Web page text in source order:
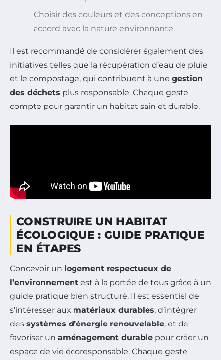
Choisir des couleurs et des conceptions en
accord avec la nature environnante.
Il est recommandé de considérer également des
initiatives telles que la récupération d’eau de pluie
et le compostage, qui contribuent à une gestion
des déchets plus responsable. Chaque geste
compte pour garantir un habitat sain et durable.
CONSTRUIRE UN HABITAT
ÉCOLOGIQUE : GUIDE PRATIQUE
EN ÉTAPES
Concevoir un logement respectueux de
l’environnement est à la portée de tous grâce à un
guide pratique bien structuré. Il est essentiel de
s’intéresser aux matériaux durables, d’intégrer
des systèmes d’énergie renouvelable, et de
favoriser un aménagement durable pour créer un
espace de vie écoresponsable. Chaque geste